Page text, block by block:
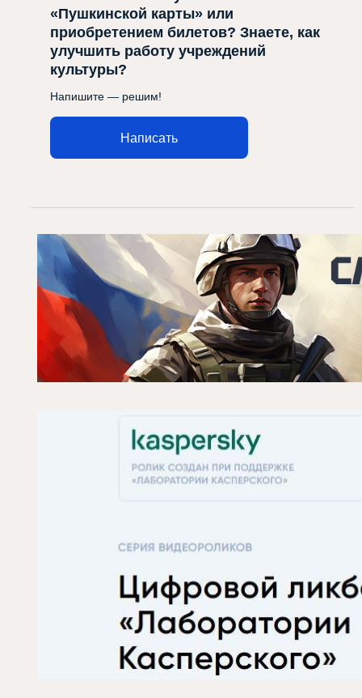
«Пушкинской карты» или
приобретением билетов? Знаете, как
улучшить работу учреждений
культуры?
Напишите — решим!
Написать